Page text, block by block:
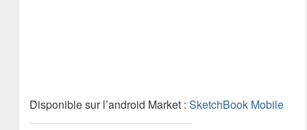
Disponible sur l’android Market : SketchBook Mobile